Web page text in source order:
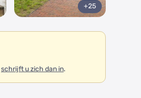
+25
schrijft u zich dan in.